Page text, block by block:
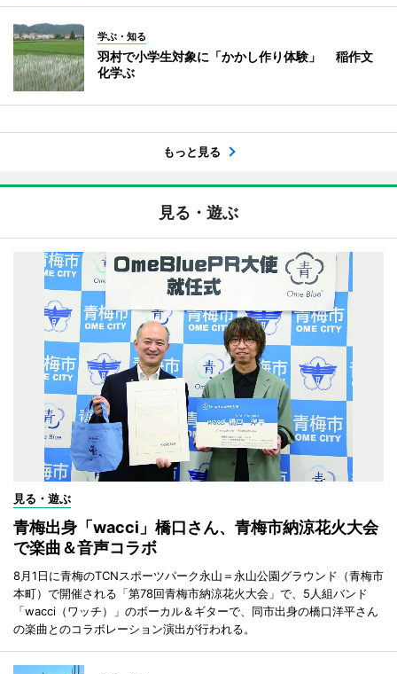
学ぶ・知る
羽村で小学生対象に「かかし作り体験」 稲作文
化学ぶ
もっと見る
見る・遊ぶ
見る・遊ぶ
青梅出身「wacci」橋口さん、青梅市納涼花火大会
で楽曲＆音声コラボ
8月1日に青梅のTCNスポーツパーク永山＝永山公園グラウンド（青梅市
本町）で開催される「第78回青梅市納涼花火大会」で、5人組バンド
「wacci（ワッチ）」のボーカル＆ギターで、同市出身の橋口洋平さん
の楽曲とのコラボレーション演出が行われる。